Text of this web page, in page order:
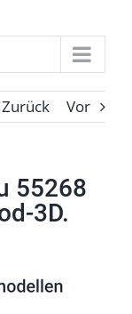
Zurück Vor
55268
3D.